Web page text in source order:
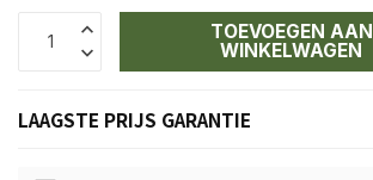
TOEVOEGEN AAN
WINKELWAGEN
LAAGSTE PRIJS GARANTIE